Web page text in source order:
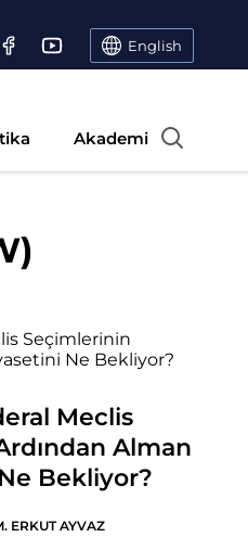
English
Akademi
Meclis
Alman
Bekliyor?
ERKUT AYVAZ